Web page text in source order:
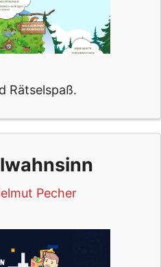
Rätselspaß.
Pecher